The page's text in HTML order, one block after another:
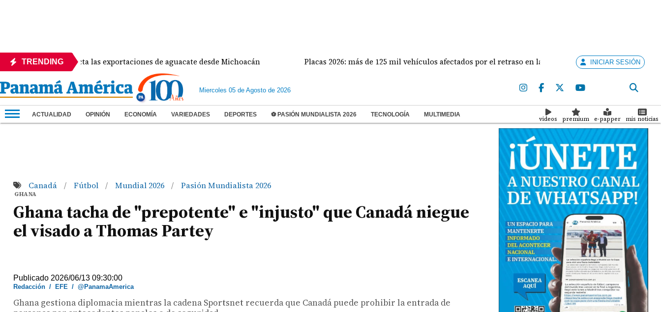
TRENDING
de EE.UU. afecta las exportaciones de aguacate desde Michoacán Placas 2026: más de 125 mil vehículos afectados por el retraso en la entrega Los daños por los
INICIAR SESIÓN
Miercoles 05 de Agosto de 2026
ACTUALIDAD OPINIÓN ECONOMÍA VARIEDADES DEPORTES ⚽ PASIÓN MUNDIALISTA 2026 TECNOLOGÍA MULTIMEDIA
videos premium e-papper mis noticias
Canadá / Fútbol / Mundial 2026 / Pasión Mundialista 2026
GHANA
Ghana tacha de "prepotente" e "injusto" que Canadá niegue
el visado a Thomas Partey
Publicado 2026/06/13 09:30:00
Redacción / EFE /@PanamaAmerica
Ghana gestiona diplomacia mientras la cadena Sportsnet recuerda que Canadá puede prohibir la entrada de